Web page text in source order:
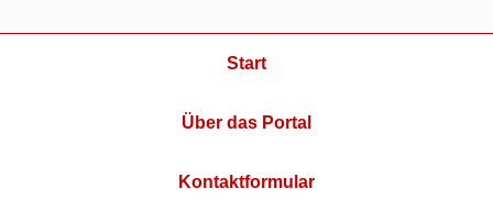
Start
Über das Portal
Kontaktformular